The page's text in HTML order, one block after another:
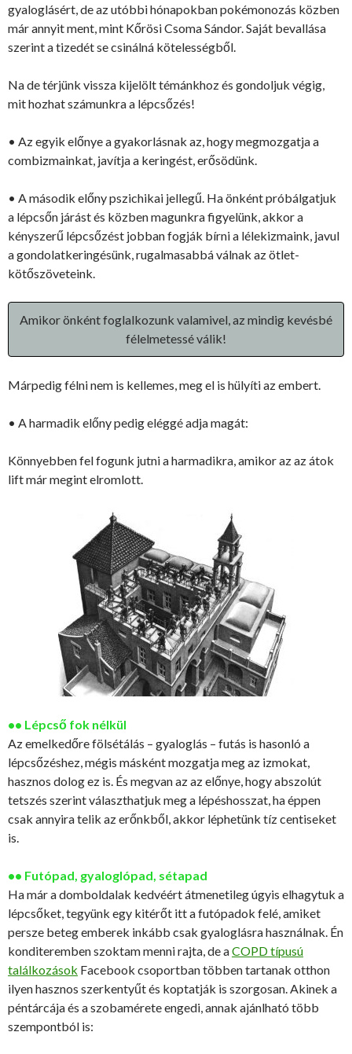
gyaloglásért, de az utóbbi hónapokban pokémonozás közben
már annyit ment, mint Kőrösi Csoma Sándor. Saját bevallása
szerint a tizedét se csinálná kötelességből.
Na de térjünk vissza kijelölt témánkhoz és gondoljuk végig,
mit hozhat számunkra a lépcsőzés!
• Az egyik előnye a gyakorlásnak az, hogy megmozgatja a
combizmainkat, javítja a keringést, erősödünk.
• A második előny pszichikai jellegű. Ha önként próbálgatjuk
a lépcsőn járást és közben magunkra figyelünk, akkor a
kényszerű lépcsőzést jobban fogják bírni a lélekizmaink, javul
a gondolatkeringésünk, rugalmasabbá válnak az ötlet-
kötőszöveteink.
Amikor önként foglalkozunk valamivel, az mindig kevésbé
félelmetessé válik!
Márpedig félni nem is kellemes, meg el is hülyíti az embert.
• A harmadik előny pedig eléggé adja magát:
Könnyebben fel fogunk jutni a harmadikra, amikor az az átok
lift már megint elromlott.
•• Lépcső fok nélkül
Az emelkedőre fölsétálás – gyaloglás – futás is hasonló a
lépcsőzéshez, mégis másként mozgatja meg az izmokat,
hasznos dolog ez is. És megvan az az előnye, hogy abszolút
tetszés szerint választhatjuk meg a lépéshosszat, ha éppen
csak annyira telik az erőnkből, akkor léphetünk tíz centiseket
is.
•• Futópad, gyaloglópad, sétapad
Ha már a domboldalak kedvéért átmenetileg úgyis elhagytuk a
lépcsőket, tegyünk egy kitérőt itt a futópadok felé, amiket
persze beteg emberek inkább csak gyaloglásra használnak. Én
konditeremben szoktam menni rajta, de aCOPD típusú
találkozások Facebook csoportban többen tartanak otthon
ilyen hasznos szerkentyűt és koptatják is szorgosan. Akinek a
péntárcája és a szobamérete engedi, annak ajánlható több
szempontból is: